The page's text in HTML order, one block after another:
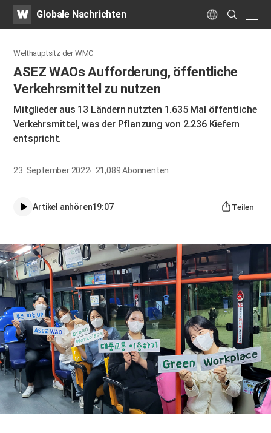
WATVGlobale Nachrichten Language
Search
Submit
Welthauptsitz der WMC
ASEZ WAOs Aufforderung, öffentliche
Verkehrsmittel zu nutzen
Mitglieder aus 13 Ländern nutzten 1.635 Mal öffentliche
Verkehrsmittel, was der Pflanzung von 2.236 Kiefern
entspricht.
23. September 2022 21,089Abonnenten
Artikel anhören19:07 Teilen